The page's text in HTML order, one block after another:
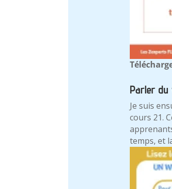
Parler du
Je suis
cours 21.
temps, et